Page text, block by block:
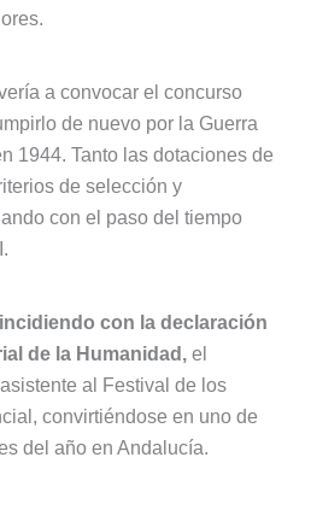
a convocar el concurso
de nuevo por la Guerra
1944. Tanto las dotaciones de
de selección y
con el paso del tiempo
con la declaración
de la Humanidad,el
al Festival de los
convirtiéndose en uno de
del año en Andalucía.